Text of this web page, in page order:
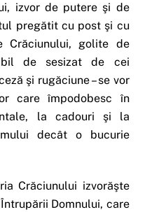
izvor de putere şi de
pregătit cu post şi cu
Crăciunului, golite de
de sesizat de cei
şi rugăciune – se vor
care împodobesc în
la cadouri şi la
decât o bucurie
Crăciunului izvorăşte
Domnului, care